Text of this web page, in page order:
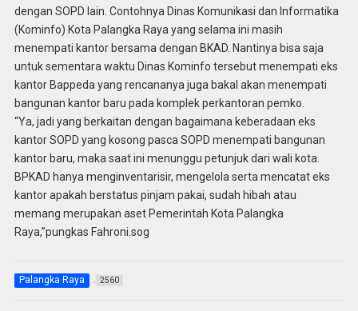
dengan SOPD lain. Contohnya Dinas Komunikasi dan Informatika
(Kominfo) Kota Palangka Raya yang selama ini masih
menempati kantor bersama dengan BKAD. Nantinya bisa saja
untuk sementara waktu Dinas Kominfo tersebut menempati eks
kantor Bappeda yang rencananya juga bakal akan menempati
bangunan kantor baru pada komplek perkantoran pemko.
“Ya, jadi yang berkaitan dengan bagaimana keberadaan eks
kantor SOPD yang kosong pasca SOPD menempati bangunan
kantor baru, maka saat ini menunggu petunjuk dari wali kota.
BPKAD hanya menginventarisir, mengelola serta mencatat eks
kantor apakah berstatus pinjam pakai, sudah hibah atau
memang merupakan aset Pemerintah Kota Palangka
Raya,”pungkas Fahroni.sog
Palangka Raya 2560